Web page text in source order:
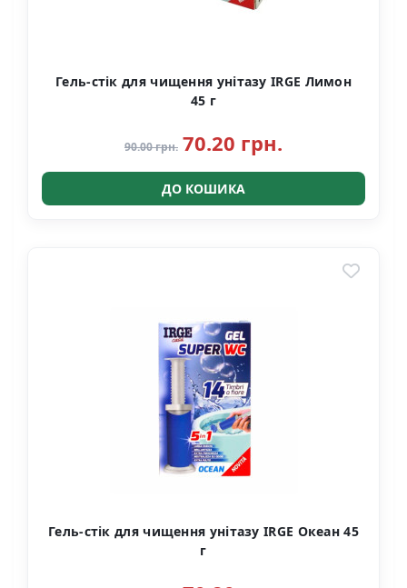
Гель-стік для чищення унітазу IRGE Лимон
45 г
90.00 грн. 70.20 грн.
ДО КОШИКА
Гель-стік для чищення унітазу IRGE Океан 45
г